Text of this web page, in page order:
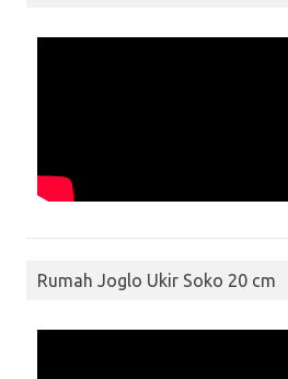
Rumah Joglo Ukir Soko 20 cm